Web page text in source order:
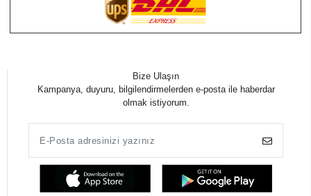
Bize Ulaşın
Kampanya, duyuru, bilgilendirmelerden e-posta ile haberdar
olmak istiyorum.